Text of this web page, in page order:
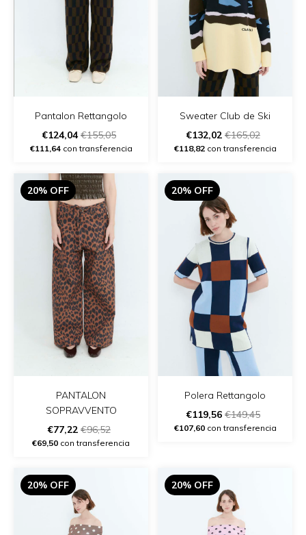
Pantalon Rettangolo
€124,04€155,05
€111,64con transferencia
Sweater Club de Ski
€132,02 €165,02
€118,82con transferencia
20% OFF
PANTALON
SOPRAVVENTO
€77,22 €96,52
€69,50 con transferencia
20% OFF
Polera Rettangolo
€119,56 €149,45
€107,60con transferencia
20% OFF 20% OFF